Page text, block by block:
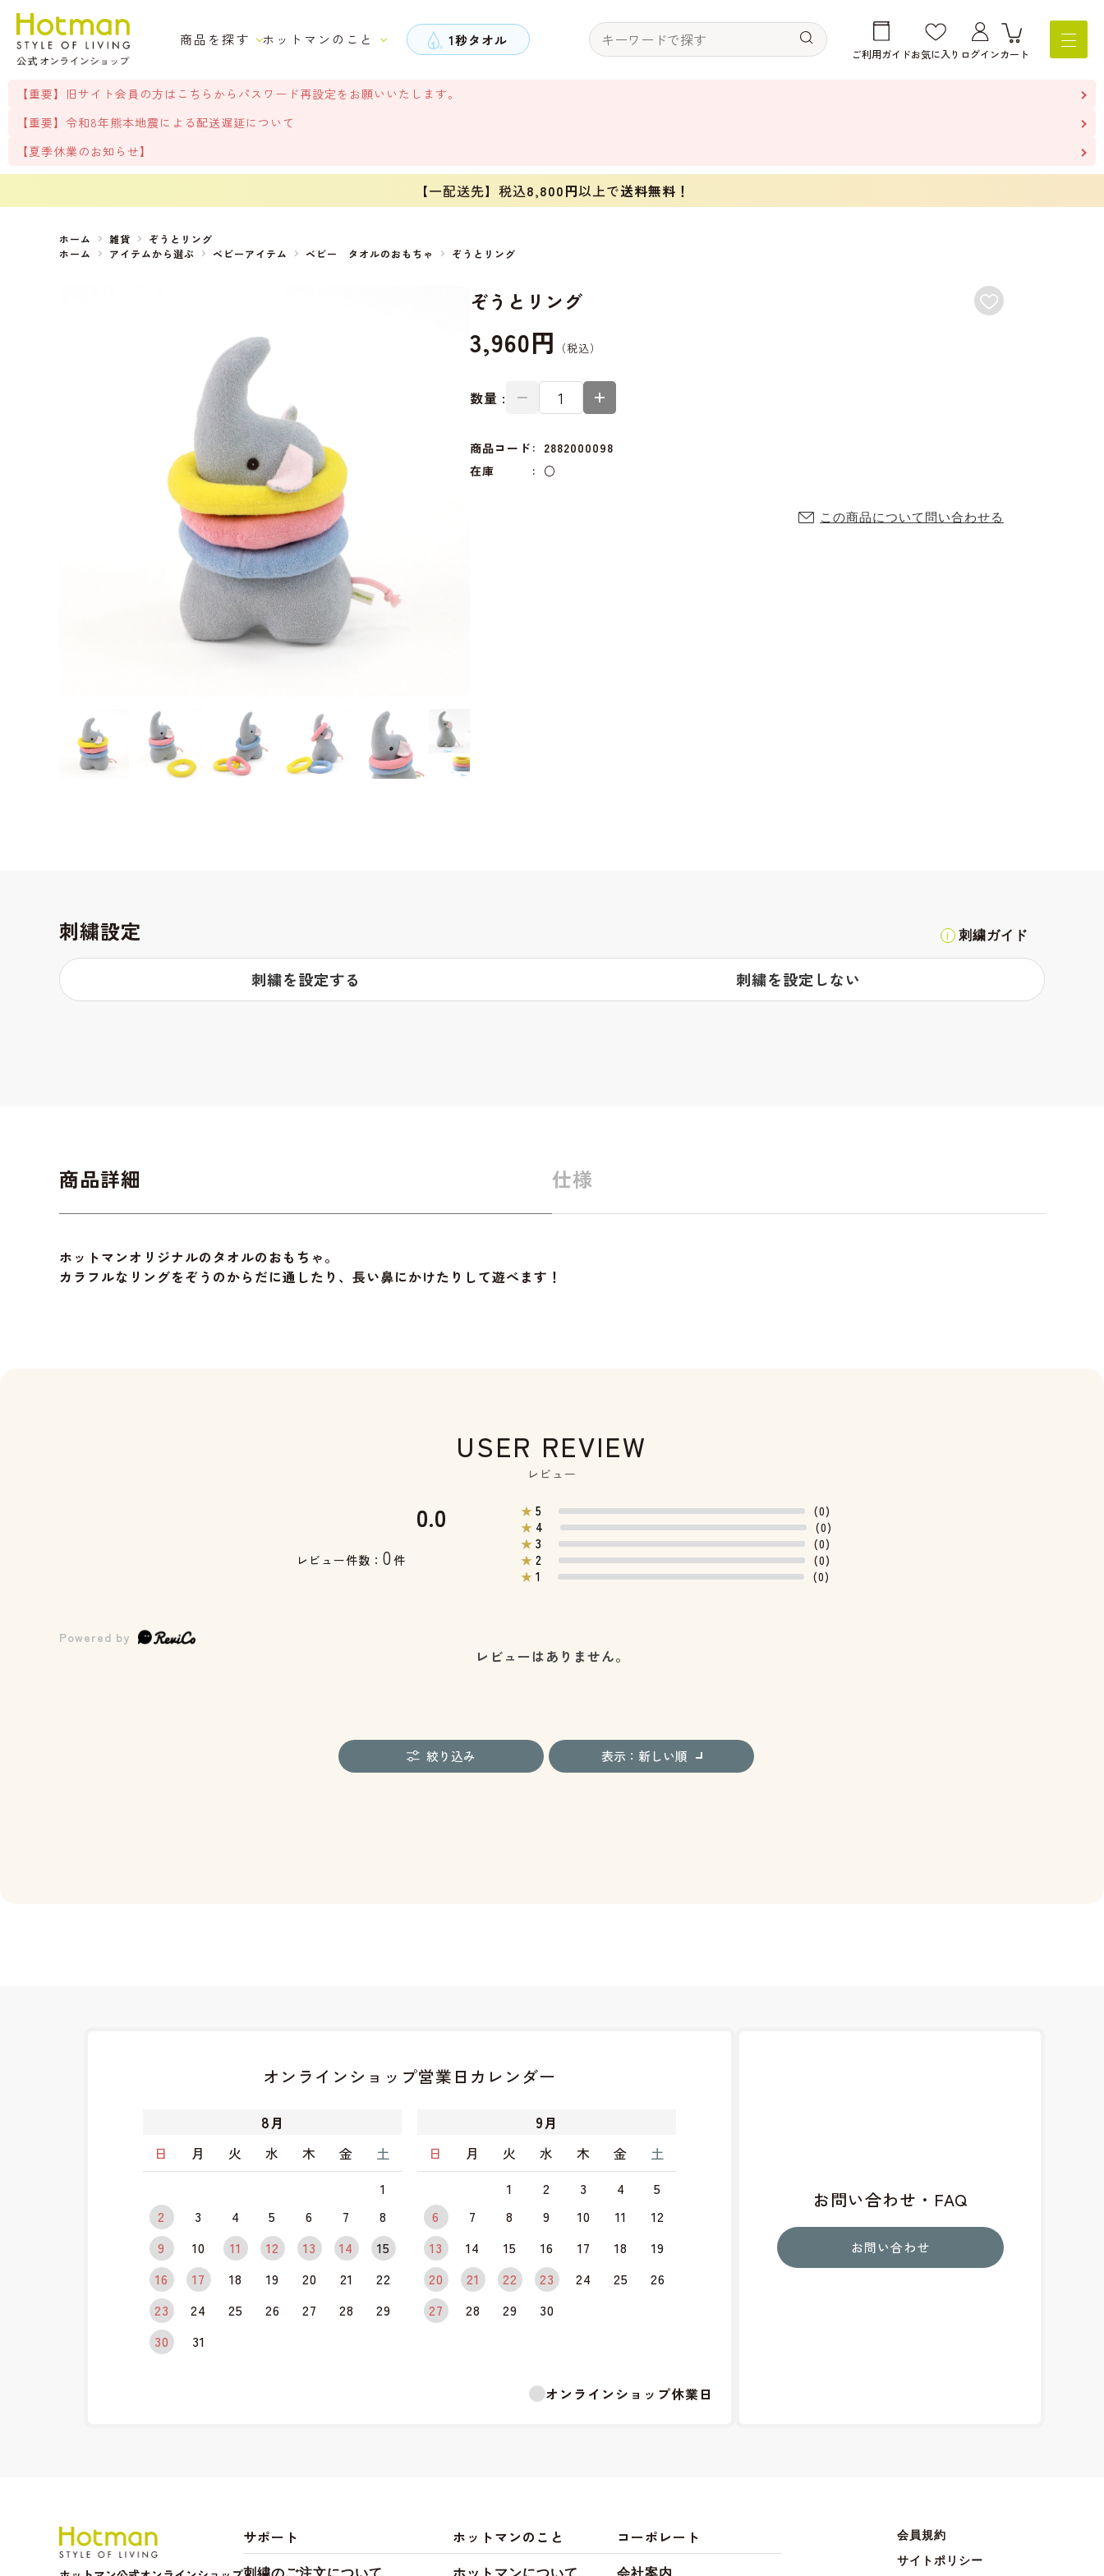
商品を探す ホットマンのこと 1秒タオル
ご利用ガイドお気に入り ログインカート
【重要】旧サイト会員の方はこちらからパスワード再設定をお願いいたします。
【重要】令和8年熊本地震による配送遅延について
【夏季休業のお知らせ】
【一配送先】税込8,800円以上で送料無料！
ホーム 雑貨
ぞうとリング
ホーム
アイテムから選ぶ ベビーアイテム ベビー タオルのおもちゃ ぞうとリング
ぞうとリング
3,960円
数量 :
商品コード
2882000098
在庫
○
この商品について問い合わせる
刺繍設定 刺繍ガイド
刺繍を設定する 刺繍を設定しない
商品詳細 仕様
ホットマンオリジナルのタオルのおもちゃ。
カラフルなリングをぞうのからだに通したり、長い鼻にかけたりして遊べます！
USER REVIEW
レビュー
0.0
レビュー件数： 0 件
★ 5
(0)
★ 4
(0)
★ 3
(0)
★ 2
(0)
★ 1 (0)
レビューはありません。
絞り込み 表示：新しい順
お問い合わせ・FAQ
お問い合わせ
オンラインショップ営業日カレンダー
8月
日
月 火 水 木 金
土
1
2
3 4 5 6 7
8
9
10 11 12 13 14
15
16
17 18 19 20 21
22
23
24 25 26 27 28
29
30
31
9月
日
月 火 水 木 金
土
1
2 3 4
5
6
7 8 9 10 11
12
13
14 15 16 17 18
19
20
21 22 23 24 25
26
27
28 29 30
オンラインショップ休業日
サポート
刺繍のご注文について
ホットマンのこと
ホットマンについて
コーポレート
会社案内
会員規約
サイトポリシー